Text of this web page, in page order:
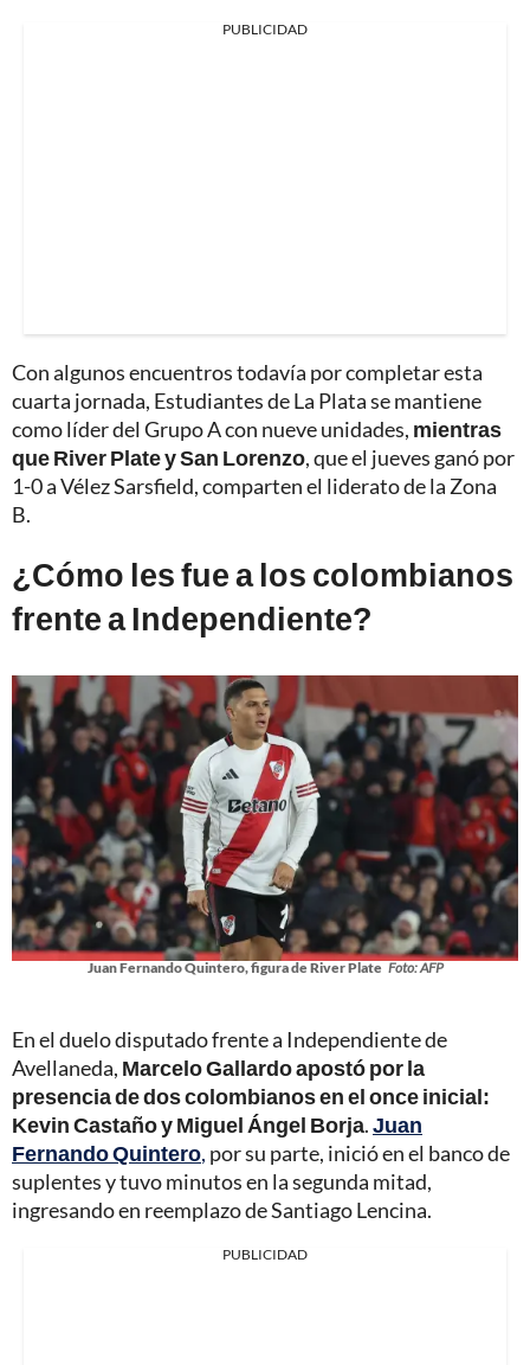
PUBLICIDAD
Con algunos encuentros todavía por completar esta
cuarta jornada, Estudiantes de La Plata se mantiene
como líder del Grupo A con nueve unidades, mientras
que River Plate y San Lorenzo, que el jueves ganó por
1-0 a Vélez Sarsfield, comparten el liderato de la Zona
B.
¿Cómo les fue a los colombianos
frente a Independiente?
Juan Fernando Quintero, figura de River Plate Foto: AFP
En el duelo disputado frente a Independiente de
Avellaneda, Marcelo Gallardo apostó por la
presencia de dos colombianos en el once inicial:
Kevin Castaño y Miguel Ángel Borja.Juan
Fernando Quintero, por su parte, inició en el banco de
suplentes y tuvo minutos en la segunda mitad,
ingresando en reemplazo de Santiago Lencina.
PUBLICIDAD